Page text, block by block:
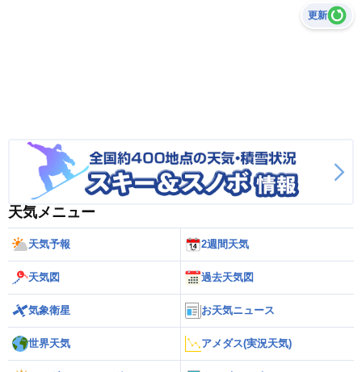
更新
天気メニュー
天気予報 2週間天気
天気図 過去天気図
気象衛星 お天気ニュース
世界天気 アメダス(実況天気)